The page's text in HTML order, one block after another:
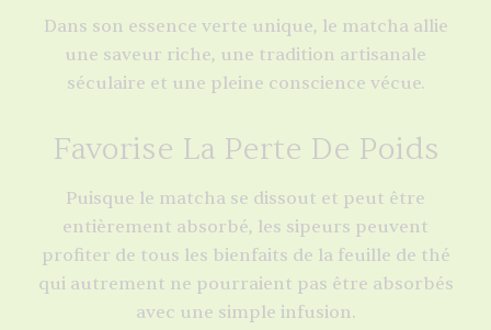
Dans son essence verte unique, le matcha allie
une saveur riche, une tradition artisanale
séculaire et une pleine conscience vécue.
Favorise La Perte De Poids
Puisque le matcha se dissout et peut être
entièrement absorbé, les sipeurs peuvent
profiter de tous les bienfaits de la feuille de thé
qui autrement ne pourraient pas être absorbés
avec une simple infusion.